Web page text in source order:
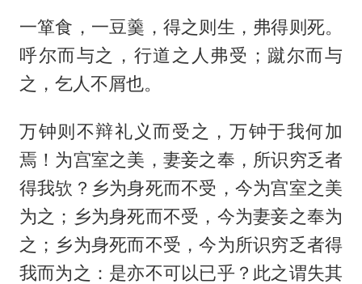
一箪食，一豆羹，得之则生，弗得则死。
呼尔而与之，行道之人弗受；蹴尔而与
之，乞人不屑也。
万钟则不辩礼义而受之，万钟于我何加
焉！为宫室之美，妻妾之奉，所识穷乏者
得我欤？乡为身死而不受，今为宫室之美
为之；乡为身死而不受，今为妻妾之奉为
之；乡为身死而不受，今为所识穷乏者得
我而为之：是亦不可以已乎？此之谓失其